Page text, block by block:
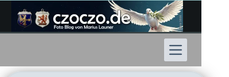
Inhalt
springen